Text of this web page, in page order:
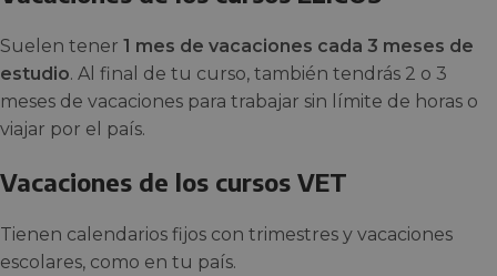
Suelen tener 1 mes de vacaciones cada 3 meses de
estudio. Al final de tu curso, también tendrás 2 o 3
meses de vacaciones para trabajar sin límite de horas o
viajar por el país.
Vacaciones de los cursos VET
Tienen calendarios fijos con trimestres y vacaciones
escolares, como en tu país.